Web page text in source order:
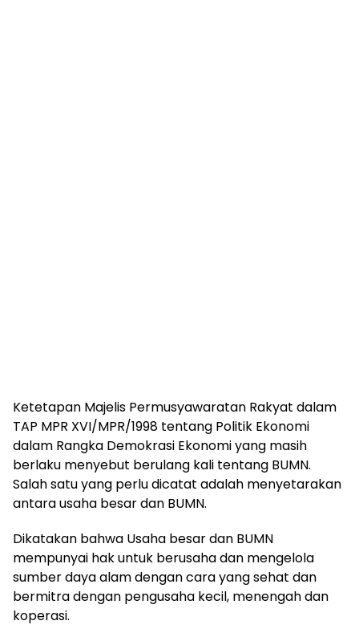
Ketetapan Majelis Permusyawaratan Rakyat dalam
TAP MPR XVI/MPR/1998 tentang Politik Ekonomi
dalam Rangka Demokrasi Ekonomi yang masih
berlaku menyebut berulang kali tentang BUMN.
Salah satu yang perlu dicatat adalah menyetarakan
antara usaha besar dan BUMN.
Dikatakan bahwa Usaha besar dan BUMN
mempunyai hak untuk berusaha dan mengelola
sumber daya alam dengan cara yang sehat dan
bermitra dengan pengusaha kecil, menengah dan
koperasi.